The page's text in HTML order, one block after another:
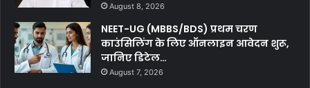
August 8, 2026
NEET-UG (MBBS/BDS) प्रथम चरण
काउंसिलिंग के लिए ऑनलाइन आवेदन शुरू,
जानिए डिटेल…
August 7, 2026